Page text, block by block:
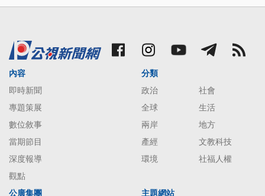
內容
即時新聞
專題策展
數位敘事
當期節目
深度報導
觀點
分類
政治
社會
全球
生活
兩岸
地方
產經
文教科技
環境
社福人權
公廣集團 主題網站